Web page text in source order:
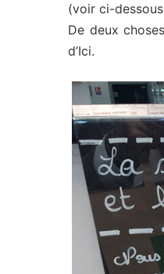
(voir ci-
De deux
d’Ici.